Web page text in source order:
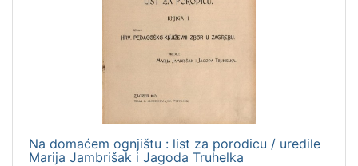
Na domaćem ognjištu : list za porodicu / uredile
Marija Jambrišak i Jagoda Truhelka